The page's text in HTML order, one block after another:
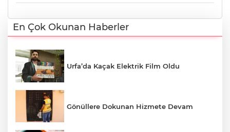
En Çok Okunan Haberler
Urfa’da Kaçak Elektrik Film Oldu
Gönüllere Dokunan Hizmete Devam